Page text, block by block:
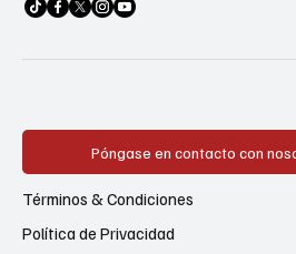
Póngase en contacto con
Política de Privacidad
Términos & Condiciones